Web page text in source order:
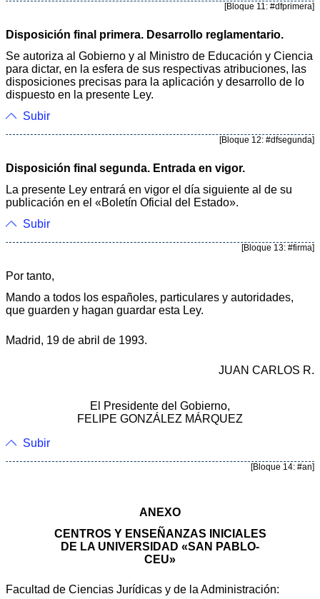
[Bloque 11: #dfprimera]
Disposición final primera. Desarrollo reglamentario.
Se autoriza al Gobierno y al Ministro de Educación y Ciencia
para dictar, en la esfera de sus respectivas atribuciones, las
disposiciones precisas para la aplicación y desarrollo de lo
dispuesto en la presente Ley.
Subir
[Bloque 12: #dfsegunda]
Disposición final segunda. Entrada en vigor.
La presente Ley entrará en vigor el día siguiente al de su
publicación en el «Boletín Oficial del Estado».
Subir
[Bloque 13: #firma]
Por tanto,
Mando a todos los españoles, particulares y autoridades,
que guarden y hagan guardar esta Ley.
Madrid, 19 de abril de 1993.
JUAN CARLOS R.
El Presidente del Gobierno,
FELIPE GONZÁLEZ MÁRQUEZ
Subir
[Bloque 14: #an]
ANEXO
CENTROS Y ENSEÑANZAS INICIALES
DE LA UNIVERSIDAD «SAN PABLO-
CEU»
Facultad de Ciencias Jurídicas y de la Administración: